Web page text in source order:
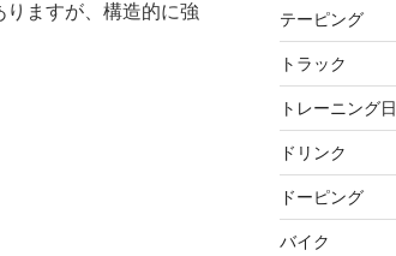
ますが、構造的に強
テーピング
トラック
トレーニング
ドリンク
ドーピング
バイク